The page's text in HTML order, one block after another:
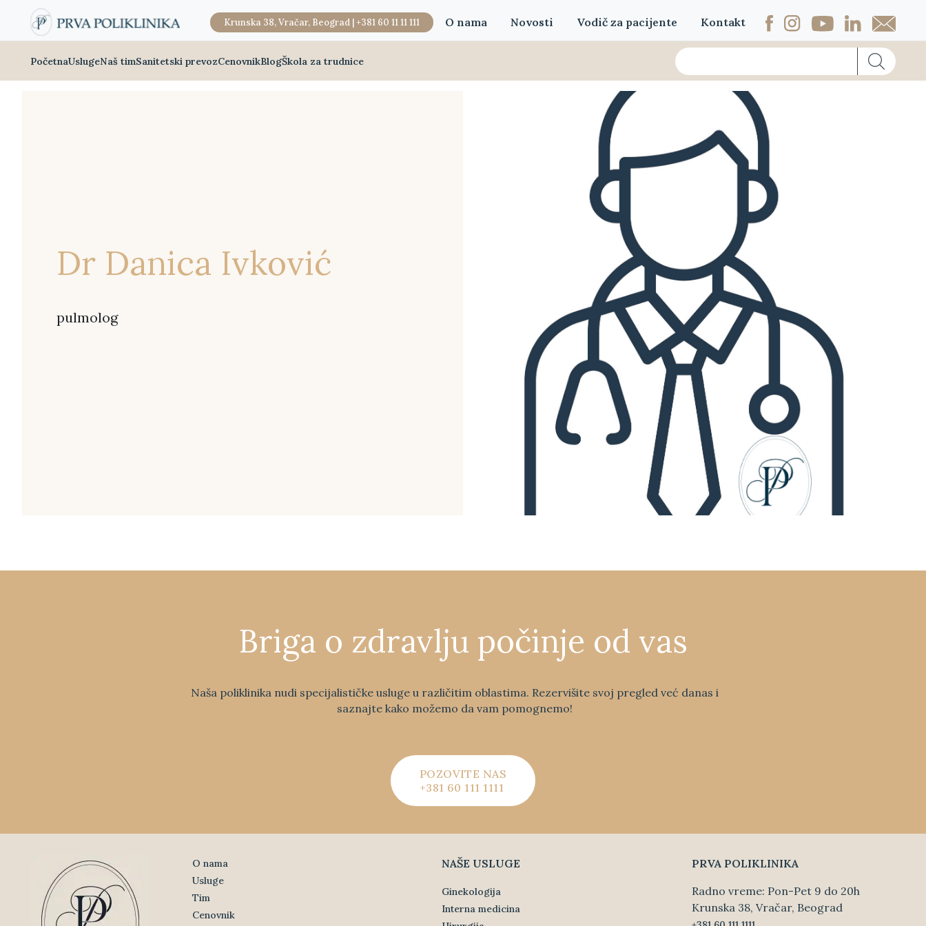
Krunska 38, Vračar, Beograd |+381 60 11 11 111 O nama Novosti Vodič za pacijente Kontakt
PočetnaUslugeNaš timSanitetski prevozCenovnikBlogŠkola za trudnice
Dr Danica Ivković
pulmolog
Briga o zdravlju počinje od vas
Naša poliklinika nudi specijalističke usluge u različitim oblastima. Rezervišite svoj pregled već danas i
saznajte kako možemo da vam pomognemo!
POZOVITE NAS
+381 60 111 1111
O nama
Usluge
Tim
Cenovnik
NAŠE USLUGE
Ginekologija
Interna medicina
PRVA POLIKLINIKA
Radno vreme: Pon-Pet 9 do 20h
Krunska 38, Vračar, Beograd